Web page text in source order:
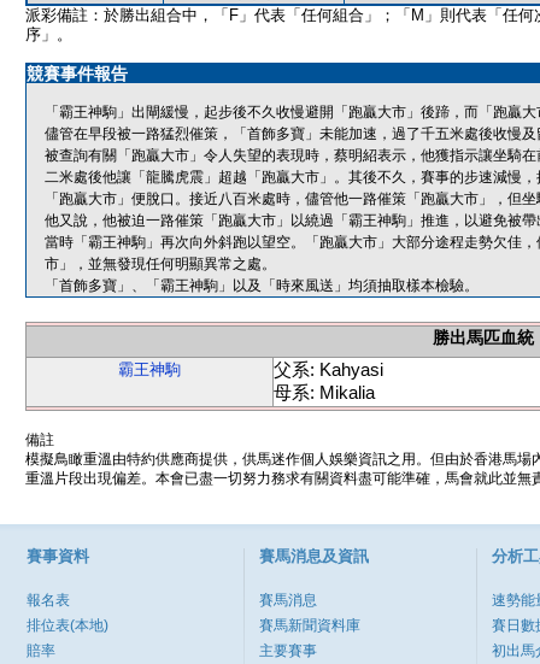
派彩備註：於勝出組合中，「F」代表「任何組合」；「M」則代表「任何
序」。
競賽事件報告
「霸王神駒」出閘緩慢，起步後不久收慢避開「跑贏大市」後蹄，而「跑贏
儘管在早段被一路猛烈催策，「首飾多寶」未能加速，過了千五米處後收慢
被查詢有關「跑贏大市」令人失望的表現時，蔡明紹表示，他獲指示讓坐騎
二米處後他讓「龍騰虎震」超越「跑贏大市」。其後不久，賽事的步速減慢
「跑贏大市」便脫口。接近八百米處時，儘管他一路催策「跑贏大市」，但
他又說，他被迫一路催策「跑贏大市」以繞過「霸王神駒」推進，以避免被
當時「霸王神駒」再次向外斜跑以望空。「跑贏大市」大部分途程走勢欠佳
市」，並無發現任何明顯異常之處。
「首飾多寶」、「霸王神駒」以及「時來風送」均須抽取樣本檢驗。
勝出馬匹血統
霸王神駒
父系: Kahyasi
母系: Mikalia
備註
模擬鳥瞰重溫由特約供應商提供，供馬迷作個人娛樂資訊之用。但由於香港馬
重溫片段出現偏差。本會已盡一切努力務求有關資料盡可能準確，馬會就此並
賽事資料
報名表
排位表(本地)
賠率
賽馬消息及資訊
賽馬消息
賽馬新聞資料庫
主要賽事
分析
速勢能
賽日數
初出馬